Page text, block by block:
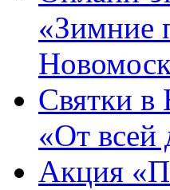
«Зимние
Святки в
«От
Акция